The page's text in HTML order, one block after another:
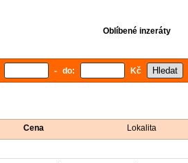
Oblíbené inzeráty
- do: Kč
Cena Lokalita